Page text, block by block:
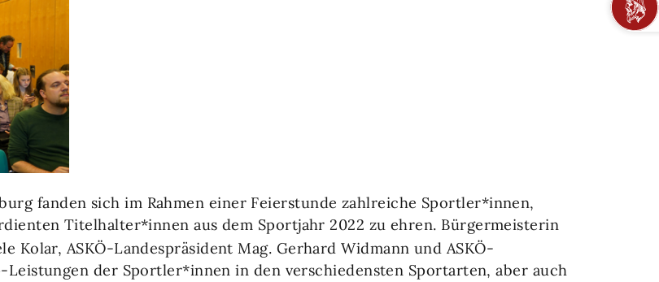
fanden sich im Rahmen einer Feierstunde zahlreiche Sportler*innen,
Titelhalter*innen aus dem Sportjahr 2022 zu ehren. Bürgermeisterin
Kolar, ASKÖ-Landespräsident Mag. Gerhard Widmann und ASKÖ-
der Sportler*innen in den verschiedensten Sportarten, aber auch